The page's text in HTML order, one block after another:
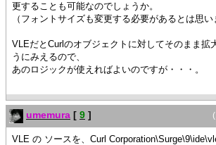
更することも可能なのでしょうか。
（フォントサイズも変更する必要があるとは思い
VLEだとCurlのオブジェクトに対してそのまま拡
うにみえるので、
あのロジックが使えればよいのですが・・・。
umemura [ 9 ]
VLE の ソースを、Curl